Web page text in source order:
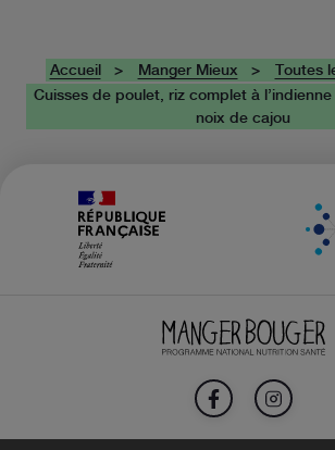
Accueil Manger Mieux
Toutes
Cuisses de poulet, riz complet à
noix de cajou
FACEBOOK